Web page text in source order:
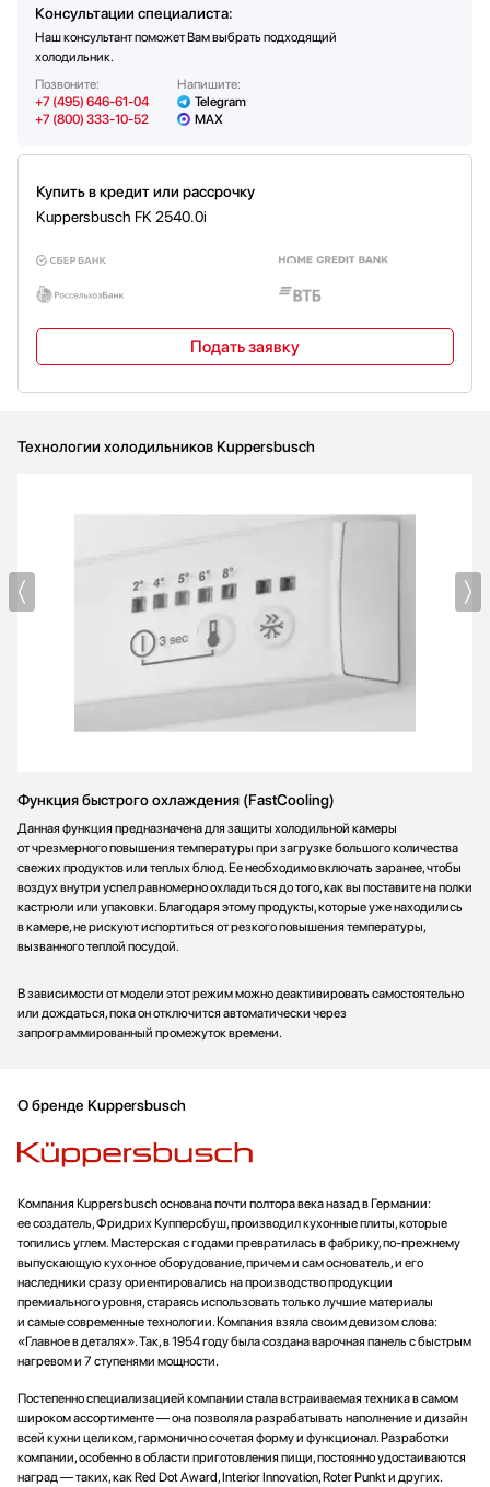
Подставка для яиц
Функция суперохлаждения
Потребление энергии (кВт)
Уровень шума (дб)
Длина шнура электропитания (м)
Вес нетто (кг)
Вес брутто (кг)
Консультации специалиста:
Наш консультант поможет Вам выбрать подходящий
холодильник.
Позвоните:
+7 (495) 646-61-04
+7 (800) 333-10-52
Напишите:
Telegram
MAX
Купить в кредит или рассрочку
Kuppersbusch FK 2540.0i
Подать заявку
Технологии холодильников Kuppersbusch
Функция быстрого охлаждения (FastCooling)
Данная функция предназначена для защиты холодильной камеры
от чрезмерного повышения температуры при загрузке большого количества
свежих продуктов или теплых блюд. Ее необходимо включать заранее, чтобы
воздух внутри успел равномерно охладиться до того, как вы поставите на полки
кастрюли или упаковки. Благодаря этому продукты, которые уже находились
в камере, не рискуют испортиться от резкого повышения температуры,
вызванного теплой посудой.
В зависимости от модели этот режим можно деактивировать самостоятельно
или дождаться, пока он отключится автоматически через
запрограммированный промежуток времени.
О бренде Kuppersbusch
Компания Кuрреrsbusсh основана почти полтора века назад в Германии:
ее создатель, Фридрих Купперсбуш, производил кухонные плиты, которые
топились углем. Мастерская с годами превратилась в фабрику, по-прежнему
выпускающую кухонное оборудование, причем и сам основатель, и его
наследники сразу ориентировались на производство продукции
премиального уровня, стараясь использовать только лучшие материалы
и самые современные технологии. Компания взяла своим девизом слова:
«Главное в деталях». Так, в 1954 году была создана варочная панель с быстрым
нагревом и 7 ступенями мощности.
Постепенно специализацией компании стала встраиваемая техника в самом
широком ассортименте — она позволяла разрабатывать наполнение и дизайн
всей кухни целиком, гармонично сочетая форму и функционал. Разработки
компании, особенно в области приготовления пищи, постоянно удостаиваются
наград — таких, как Red Dot Award, Interior Innovation, Roter Punkt и других.